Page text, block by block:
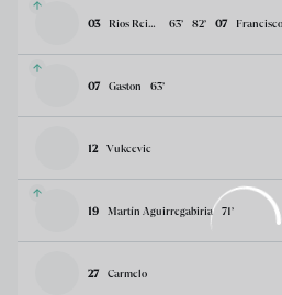
03 Rios Reina 63’ 07
82’
07 Gaston 63’
12 Vukcevic
19 Martín Aguirregabiria 71’
27 Carmelo